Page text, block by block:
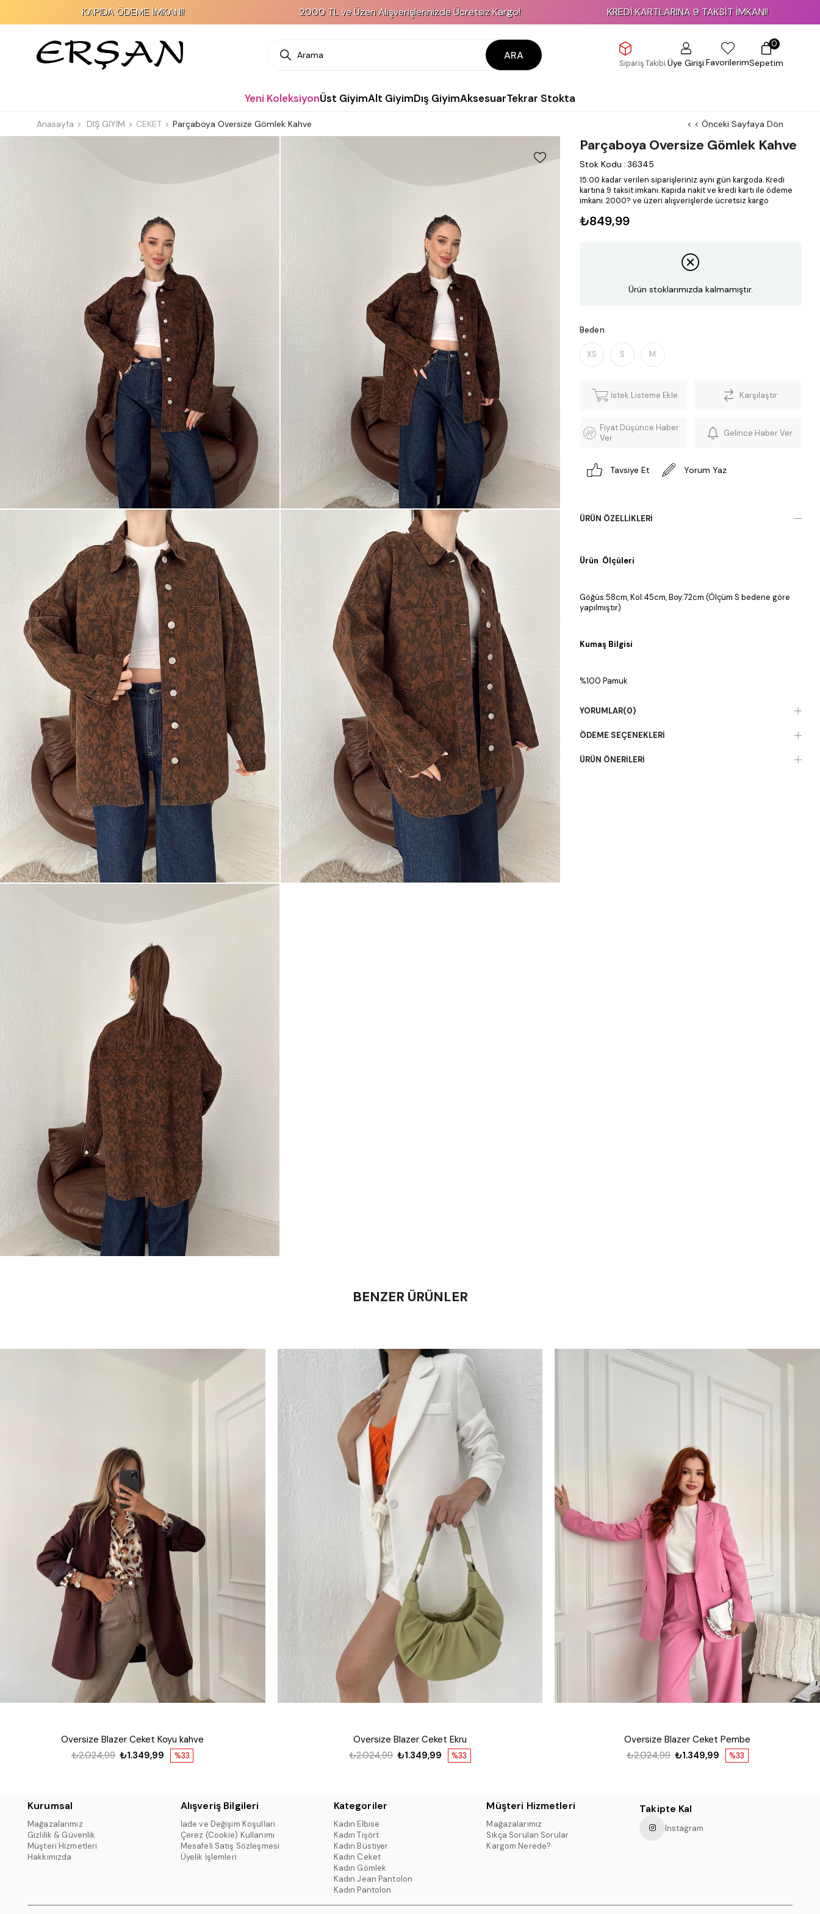
KAPIDA ÖDEME İMKANI! 2000 TL ve Üzeri Alışverişlerinizde Ücretsiz Kargo! KREDİ KARTLARINA 9 TAKSİT İMKANI!
ARA
Sipariş Takibi Üye GirişiFavorilerimSepetim
0
Yeni KoleksiyonÜst GiyimAlt GiyimDış GiyimAksesuarTekrar Stokta
Anasayfa DIŞ GİYİM CEKET Parçaboya Oversize Gömlek Kahve < < Önceki Sayfaya Dön
Parçaboya Oversize Gömlek Kahve
Stok Kodu : 36345
15:00 kadar verilen siparişleriniz aynı gün kargoda. Kredi
kartına 9 taksit imkanı. Kapıda nakit ve kredi kartı ile ödeme
imkanı. 2000? ve üzeri alışverişlerde ücretsiz kargo
₺849,99
Ürün stoklarımızda kalmamıştır.
Beden
XS S M
İstek Listeme Ekle Karşılaştır
Fiyat Düşünce Haber
Ver
Gelince Haber Ver
Tavsiye Et Yorum Yaz
ÜRÜN ÖZELLIKLERI
Ürün Ölçüleri
Göğüs:58cm, Kol:45cm, Boy:72cm (Ölçüm S bedene göre
yapılmıştır)
Kumaş Bilgisi
%100 Pamuk
YORUMLAR(0)
ÖDEME SEÇENEKLERI
ÜRÜN ÖNERILERI
BENZER ÜRÜNLER
Oversize Blazer Ceket Koyu kahve
%33
₺1.349,99
₺2.024,99
Oversize Blazer Ceket Ekru
%33
₺1.349,99
₺2.024,99
Oversize Blazer Ceket Pembe
%33
₺1.349,99
₺2.024,99
Kurumsal
Mağazalarımız
Gizlilik & Güvenlik
Müşteri Hizmetleri
Hakkımızda
Alışveriş Bilgileri
İade ve Değişim Koşulları
Çerez (Cookie) Kullanımı
Mesafeli Satış Sözleşmesi
Üyelik İşlemleri
Kategoriler
Kadın Elbise
Kadın Tişört
Kadın Büstiyer
Kadın Ceket
Kadın Gömlek
Kadın Jean Pantolon
Kadın Pantolon
Müşteri Hizmetleri
Mağazalarımız
Sıkça Sorulan Sorular
Kargom Nerede?
Takipte Kal
Instagram